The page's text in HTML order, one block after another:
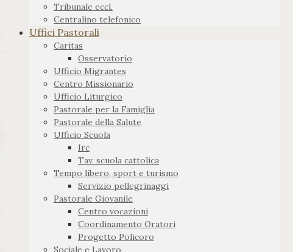
Tribunale eccl.
Centralino telefonico
Uffici Pastorali
Caritas
Osservatorio
Ufficio Migrantes
Centro Missionario
Ufficio Liturgico
Pastorale per la Famiglia
Pastorale della Salute
Ufficio Scuola
Irc
Tav. scuola cattolica
Tempo libero, sport e turismo
Servizio pellegrinaggi
Pastorale Giovanile
Centro vocazioni
Coordinamento Oratori
Progetto Policoro
Sociale e Lavoro